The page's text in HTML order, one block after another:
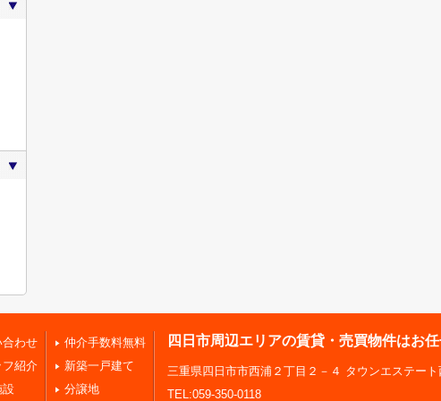
合わせ
フ紹介
設
仲介手数料無料
新築一戸建て
分譲地
四日市周辺エリアの賃貸・売買物件はお任
三重県四日市市西浦２丁目２－４ タウンエステート
TEL:059-350-0118